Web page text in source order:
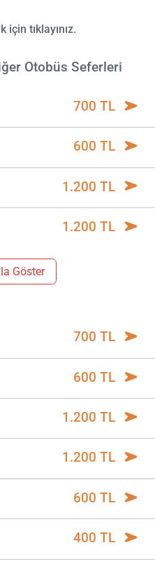
tıklayınız.
Otobüs Seferleri
700 TL
600 TL
1.200 TL
1.200 TL
Göster
700 TL
600 TL
1.200 TL
1.200 TL
600 TL
400 TL